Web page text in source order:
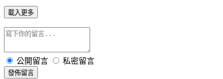
載入更多
公開留言 私密留言
發佈留言